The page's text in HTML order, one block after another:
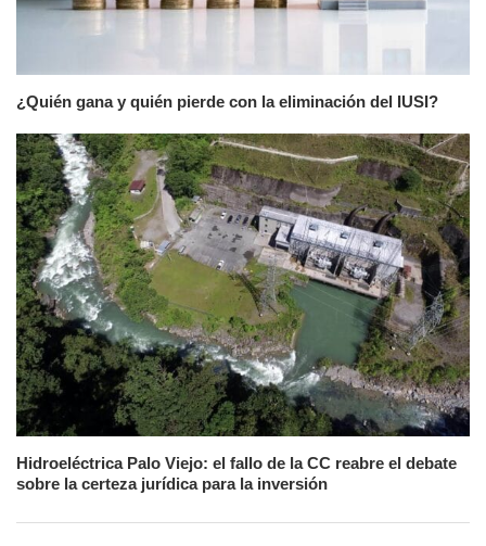
¿Quién gana y quién pierde con la eliminación del IUSI?
Hidroeléctrica Palo Viejo: el fallo de la CC reabre el debate
sobre la certeza jurídica para la inversión